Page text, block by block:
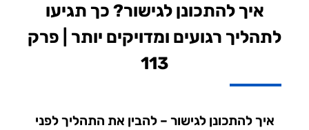
איך להתכונן לגישור? כך תגיעו
לתהליך רגועים ומדויקים יותר | פרק
113
איך להתכונן לגישור – להבין את התהליך לפני